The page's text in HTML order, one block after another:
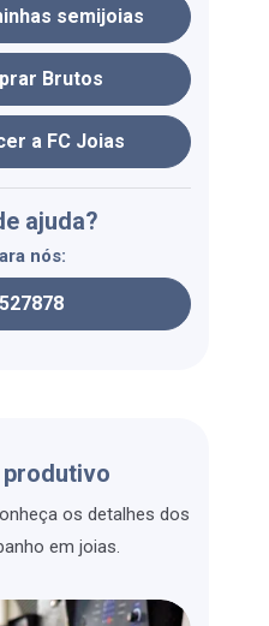
semijoias
Brutos
a FC Joias
ajuda?
nós:
os detalhes dos
em joias.